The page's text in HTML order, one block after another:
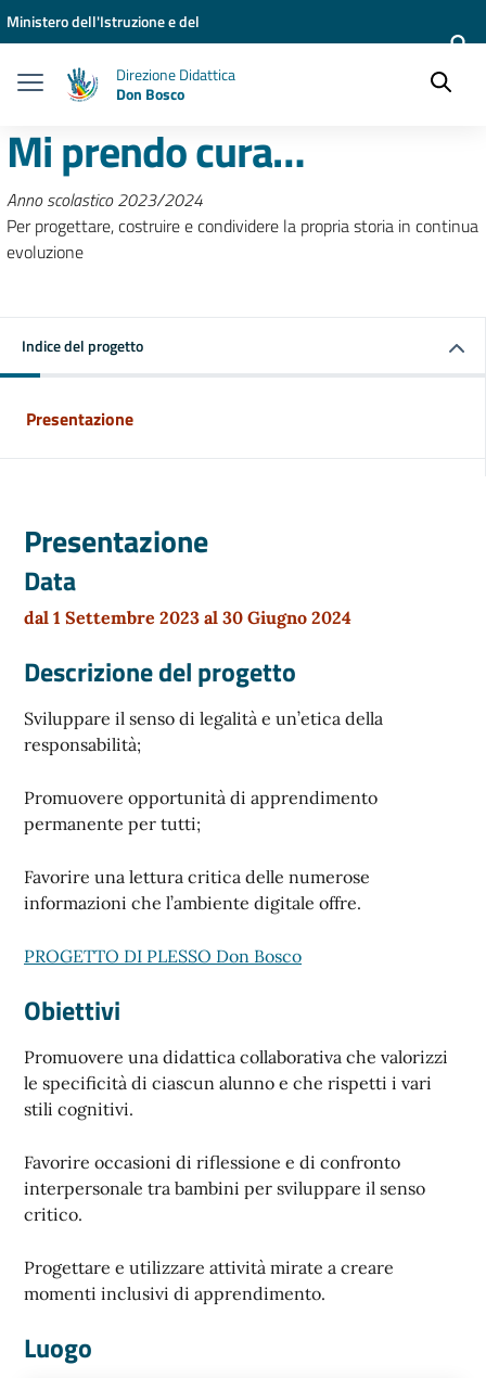
Vai ai contenuti
Vai al menu di navigazione
Vai al footer
Ministero dell'Istruzione e del
Direzione Didattica
Don Bosco
Mi prendo cura…
Anno scolastico 2023/2024
Per progettare, costruire e condividere la propria storia in continua
evoluzione
Indice del progetto
Presentazione
Presentazione
Data
dal 1 Settembre 2023 al 30 Giugno 2024
Descrizione del progetto
Sviluppare il senso di legalità e un’etica della
responsabilità;
Promuovere opportunità di apprendimento
permanente per tutti;
Favorire una lettura critica delle numerose
informazioni che l’ambiente digitale offre.
PROGETTO DI PLESSO Don Bosco
Obiettivi
Promuovere una didattica collaborativa che valorizzi
le specificità di ciascun alunno e che rispetti i vari
stili cognitivi.
Favorire occasioni di riflessione e di confronto
interpersonale tra bambini per sviluppare il senso
critico.
Progettare e utilizzare attività mirate a creare
momenti inclusivi di apprendimento.
Luogo